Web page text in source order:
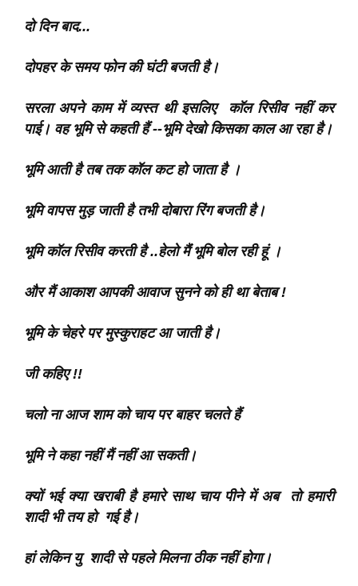
दो दिन बाद...
दोपहर के समय फोन की घंटी बजती है।
सरला अपने काम में व्यस्त थी इसलिए काॅल रिसीव नहीं कर
पाई। वह भूमि से कहती हैं --भूमि देखो किसका काल आ रहा है।
भूमि आती है तब तक कॉल कट हो जाता है ।
भूमि वापस मुड़ जाती है तभी दोबारा रिंग बजती है।
भूमि कॉल रिसीव करती है ..हेलो मैंं भूमि बोल रही हूं ।
और मैं आकाश आपकी आवाज सुनने को ही था बेताब !
भूमि के चेहरे पर मुस्कुराहट आ जाती है।
जी कहिए !!
चलो ना आज शाम को चाय पर बाहर चलते हैं ‌
भूमि ने कहा नहीं मैं नहीं आ सकती।
क्यों भई क्या खराबी है हमारे साथ चाय पीने में अब तो हमारी
शादी भी तय हो गई है।
हां लेकिन यु शादी से पहले मिलना ठीक नहीं होगा।